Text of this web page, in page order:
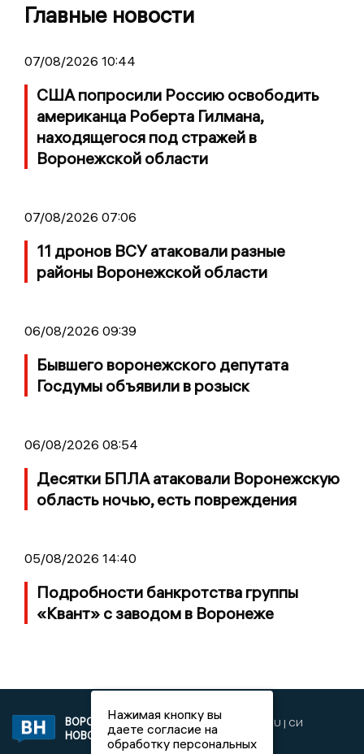
Главные новости
07/08/2026 10:44
США попросили Россию освободить
американца Роберта Гилмана,
находящегося под стражей в
Воронежской области
07/08/2026 07:06
11 дронов ВСУ атаковали разные
районы Воронежской области
06/08/2026 09:39
Бывшего воронежского депутата
Госдумы объявили в розыск
06/08/2026 08:54
Десятки БПЛА атаковали Воронежскую
область ночью, есть повреждения
05/08/2026 14:40
Подробности банкротства группы
«Квант» с заводом в Воронеже
ВОРОНЕЖСКИЕ
НОВОСТИ
2019 © VORONEZHNEWS.RU | СИ
«Воронежские новости»
Нажимая кнопку вы
даете согласие на
обработку персональных